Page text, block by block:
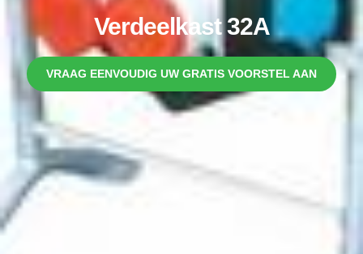
Verdeelkast 32A
VRAAG EENVOUDIG UW GRATIS VOORSTEL AAN